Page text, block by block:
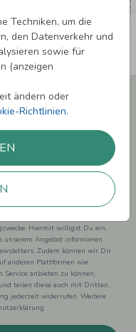
Techniken, um die
den Datenverkehr und
sowie für
(anzeigen
ändern oder
Richtlinien.
€ Rabatt**
an und bleibe auf dem
Hiermit willigst Du ein,
Angebot informieren
Zudem können wir Dir
anderen Plattformen wie
Service anbieten zu können,
teilen diese auch mit Dritten,
jederzeit widerrufen. Weitere